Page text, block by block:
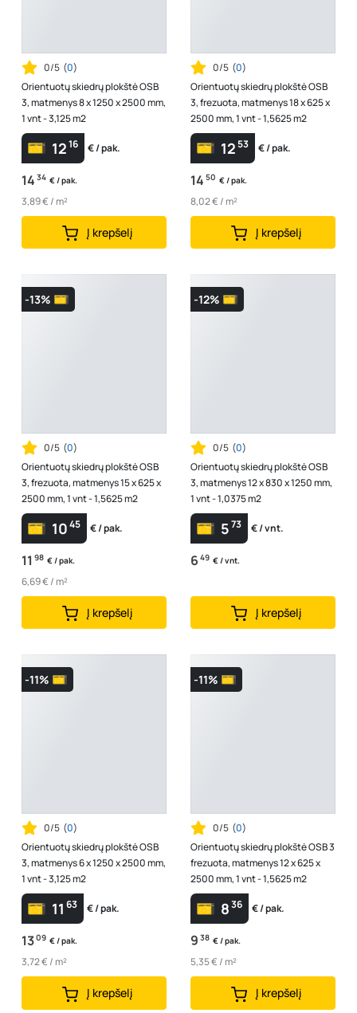
0/5 (0)
Orientuotų skiedrų plokštė OSB
3, matmenys 8 x 1250 x 2500 mm,
1 vnt - 3,125 m2
1216 € / pak.
14 34 € / pak.
3,89 € / m²
Į krepšelį
0/5 (0)
Orientuotų skiedrų plokštė OSB
3, frezuota, matmenys 18 x 625 x
2500 mm, 1 vnt - 1,5625 m2
1253 € / pak.
14 50 € / pak.
8,02 € / m²
Į krepšelį
-13%
0/5 (0)
Orientuotų skiedrų plokštė OSB
3, frezuota, matmenys 15 x 625 x
2500 mm, 1 vnt - 1,5625 m2
1045 € / pak.
11 98 € / pak.
6,69 € / m²
Į krepšelį
-12%
0/5 (0)
Orientuotų skiedrų plokštė OSB
3, matmenys 12 x 830 x 1250 mm,
1 vnt - 1,0375 m2
573 € / vnt.
6 49 € / vnt.
Į krepšelį
-11%
0/5 (0)
Orientuotų skiedrų plokštė OSB
3, matmenys 6 x 1250 x 2500 mm,
1 vnt - 3,125 m2
11 63 € / pak.
1309 € / pak.
3,72 € / m²
Į krepšelį
-11%
0/5 (0)
Orientuotų skiedrų plokštė OSB 3
frezuota, matmenys 12 x 625 x
2500 mm, 1 vnt - 1,5625 m2
836 € / pak.
9 38 € / pak.
5,35 € / m²
Į krepšelį